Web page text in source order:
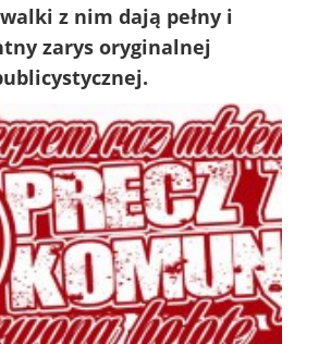
z nim dają pełny i
zarys oryginalnej